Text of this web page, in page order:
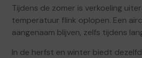
Tijdens de zomer is verkoeling
temperatuur flink oplopen. Een
aangenaam blijven, zelfs tijdens
In de herfst en winter biedt